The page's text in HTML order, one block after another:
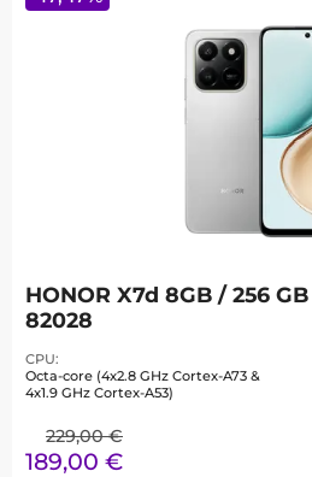
HONOR X7d 8GB / 256
82028
CPU
Octa-core (4x2.8 GHz Cortex-A73 &
4x1.9 GHz Cortex-A53)
229,00 €
189,00 €